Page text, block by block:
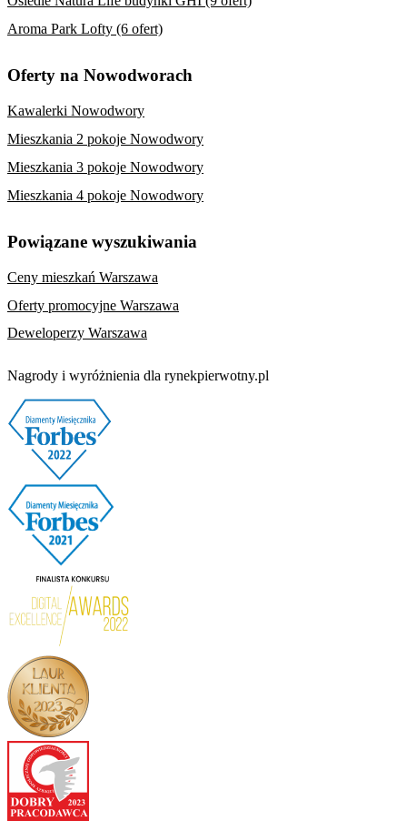
Aroma Park Lofty (6 ofert)
Oferty na Nowodworach
Kawalerki Nowodwory
Mieszkania 2 pokoje Nowodwory
Mieszkania 3 pokoje Nowodwory
Mieszkania 4 pokoje Nowodwory
Powiązane wyszukiwania
Ceny mieszkań Warszawa
Oferty promocyjne Warszawa
Deweloperzy Warszawa
Nagrody i wyróżnienia dla rynekpierwotny.pl